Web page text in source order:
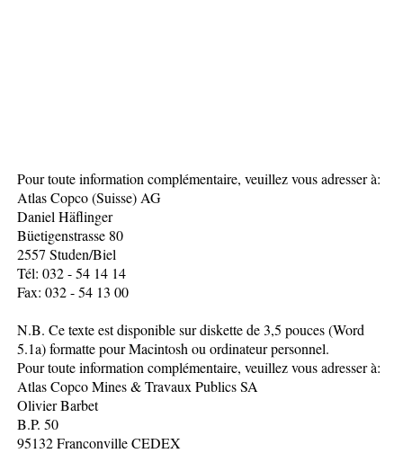
Pour toute information complémentaire, veuillez vous adresser à:
Atlas Copco (Suisse) AG
Daniel Häflinger
Büetigenstrasse 80
2557 Studen/Biel
Tél: 032 - 54 14 14
Fax: 032 - 54 13 00
N.B. Ce texte est disponible sur diskette de 3,5 pouces (Word
5.1a) formatte pour Macintosh ou ordinateur personnel.
Pour toute information complémentaire, veuillez vous adresser à:
Atlas Copco Mines & Travaux Publics SA
Olivier Barbet
B.P. 50
95132 Franconville CEDEX